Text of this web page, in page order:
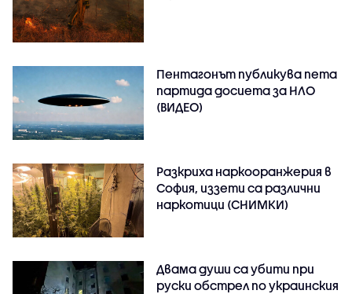
Пентагонът публикува пета
партида досиета за НЛО
(ВИДЕО)
Разкриха наркооранжерия в
София, иззети са различни
наркотици (СНИМКИ)
Двама души са убити при
руски обстрeл по украинския